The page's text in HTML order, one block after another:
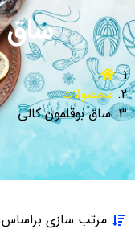
ساق
محصولات
ساق بوقلمون کالی
مرتب سازی براساس: